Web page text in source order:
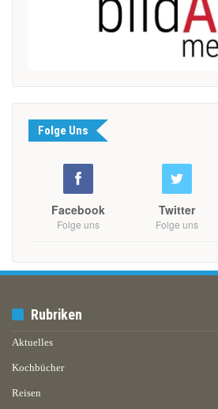
Folge Uns
Facebook
Folge uns
Twitter
Folge uns
Rubriken
Aktuelles
Kochbücher
Reisen